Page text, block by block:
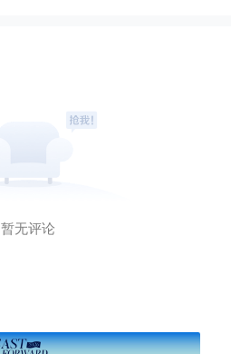
暂无评论